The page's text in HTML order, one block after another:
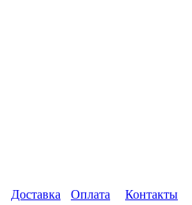
Доставка Оплата Контакты